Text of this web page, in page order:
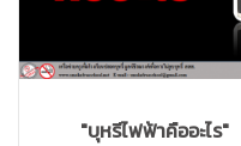
"บุหรี่ไฟฟ้าคืออะไร"